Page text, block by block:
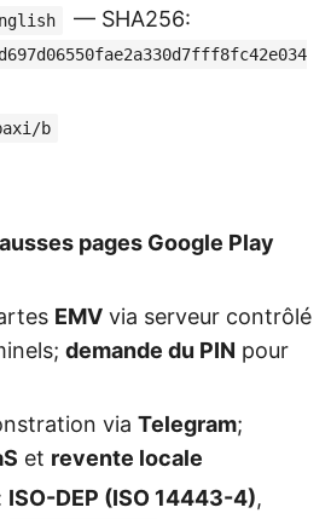
— SHA256:
b
pages Google Play
EMV via serveur contrôlé
demande du PIN pour
via Telegram;
et revente locale
ISO-DEP (ISO 14443-4),